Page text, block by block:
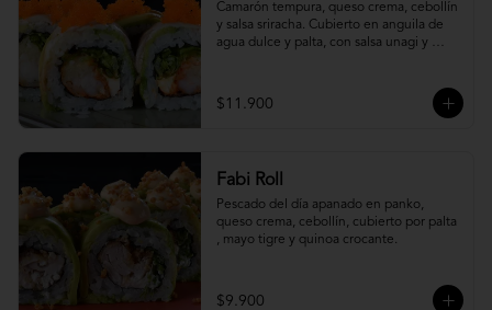
Camarón tempura, queso crema, cebollín
y salsa sriracha. Cubierto en anguila de
agua dulce y palta, con salsa unagi y
$11.900
Fabi Roll
Pescado del día apanado en panko,
queso crema, cebollín, cubierto por palta
, mayo tigre y quinoa crocante.
$9.900